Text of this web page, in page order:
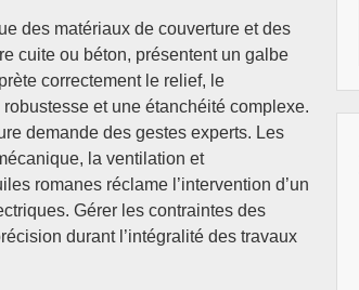
des matériaux de couverture et des
cuite ou béton, présentent un galbe
correctement le relief, le
et une étanchéité complexe.
demande des gestes experts. Les
la ventilation et
romanes réclame l’intervention d’un
Gérer les contraintes des
durant l’intégralité des travaux